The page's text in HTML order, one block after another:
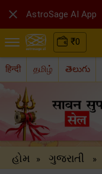
₹0
हिन्दी தமிழ் తెలుగు
હોમ » ગુજરાતી »
 AstroSage AI App